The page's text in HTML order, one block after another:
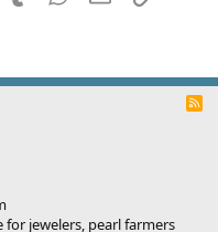
R
for jewelers, pearl farmers